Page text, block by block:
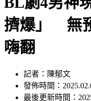
擠爆」 無
嗨翻
發佈時間：
最後更新時間：